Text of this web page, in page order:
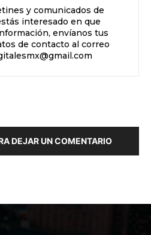
y comunicados de
interesado en que
envíanos tus
de contacto al correo
DEJAR UN COMENTARIO